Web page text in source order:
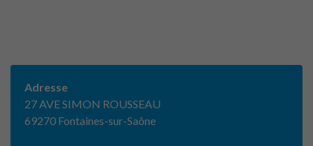
Adresse
27 AVE SIMON ROUSSEAU
69270 Fontaines-sur-Saône